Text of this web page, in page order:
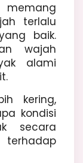
memang
terlalu
baik.
wajah
alami
kering,
kondisi
secara
terhadap